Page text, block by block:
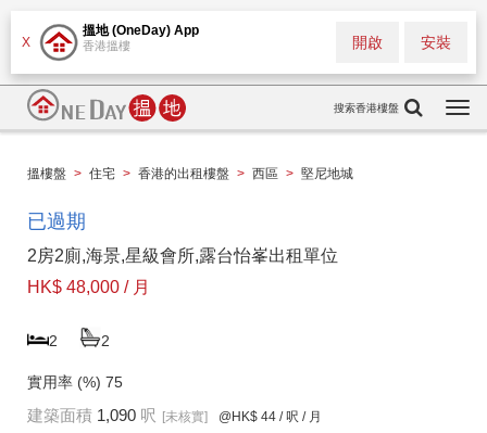
X
搵地 (OneDay) App
香港搵樓 安裝
開啟
搜索香港樓盤
搵樓盤 > 住宅 > 香港的出租樓盤 > 西區 > 堅尼地城
已過期
2房2廁,海景,星級會所,露台怡峯出租單位
HK$ 48,000 / 月
2 2
實用率 (%) 75
建築面積 1,090 呎 [未核實] @HK$ 44 / 呎 / 月